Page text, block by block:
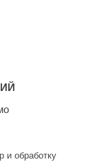
и обработку